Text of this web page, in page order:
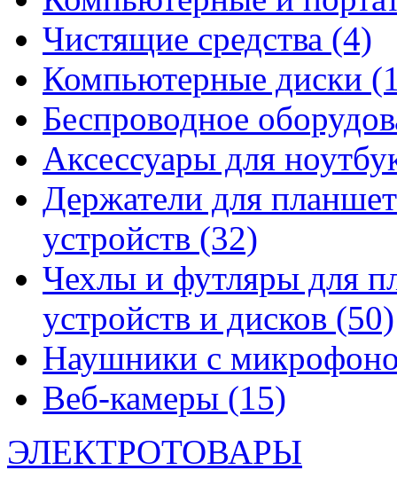
Чистящие средства (4)
Компьютерные диски
Беспроводное
Аксессуары для
Держатели для
устройств (32)
Чехлы и футляры для
устройств и дисков (50)
Наушники с
Веб-камеры (15)
ЭЛЕКТРОТОВАРЫ